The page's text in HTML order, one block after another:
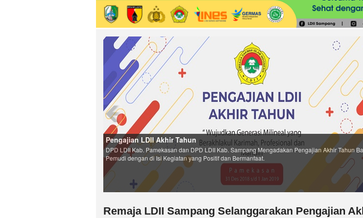
Pengajian LDII Akhir Tahun
DPD LDII Kab. Pamekasan dan DPD LDII Kab. Sampang Mengadakan Pengajian Akhir Tahun
Pemudi dengan di Isi Kegiatan yang Positif dan Bermanfaat.
Remaja LDII Sampang Selanggarakan Pengajian